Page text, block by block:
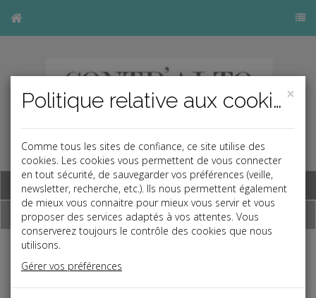
Base documentaire
Dépêches
Fiscal TPE
Date: 2020-02-21
×
Politique relative aux cookies
Comme tous les sites de confiance, ce site utilise des
cookies. Les cookies vous permettent de vous connecter
en tout sécurité, de sauvegarder vos préférences (veille,
newsletter, recherche, etc.). Ils nous permettent également
de mieux vous connaitre pour mieux vous servir et vous
proposer des services adaptés à vos attentes. Vous
conserverez toujours le contrôle des cookies que nous
utilisons.
Gérer vos préférences